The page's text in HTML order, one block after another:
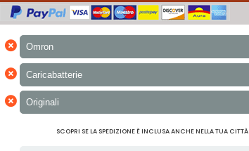
× Omron
× Caricabatterie
× Originali
SCOPRI SE LA SPEDIZIONE È INCLUSA ANCHE NELLA TUA CITTÀ